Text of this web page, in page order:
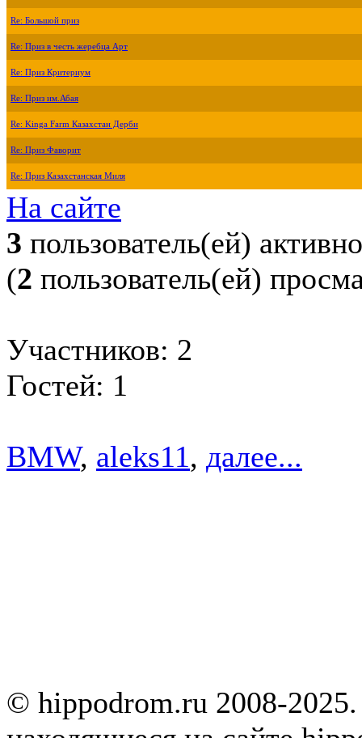
Re: Большой приз
Re: Приз в честь жеребца Арт
Re: Приз Критериум
Re: Приз им.Абая
Re: Kinga Farm Казахстан Дерби
Re: Приз Фаворит
Re: Приз Казахстанская Миля
На сайте
3 пользователь(ей) активно
(2 пользователь(ей)
Участников: 2
Гостей: 1
BMW, aleks11, далее...
© hippodrom.ru 2008-